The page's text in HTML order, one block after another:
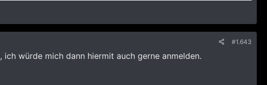
#1.643
würde mich dann hiermit auch gerne anmelden.